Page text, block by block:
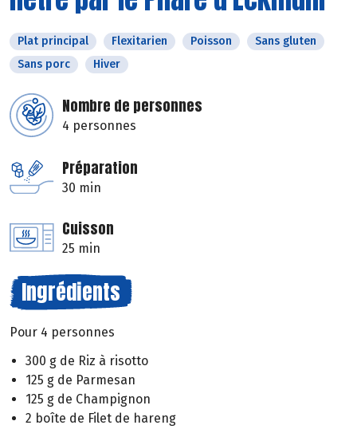
Plat principal Flexitarien Poisson
Sans gluten
Sans porc
Hiver
Nombre de personnes
4 personnes
Préparation
30 min
Cuisson
25 min
Ingrédients
Pour 4 personnes
300 g de Riz à risotto
125 g de Parmesan
125 g de Champignon
2 boîte de Filet de hareng